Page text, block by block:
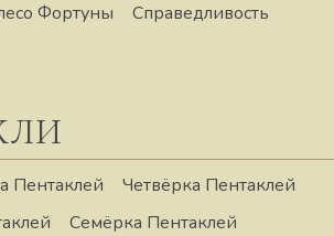
Фортуны
Справедливость
Пентаклей
Четвёрка Пентаклей
Семёрка Пентаклей